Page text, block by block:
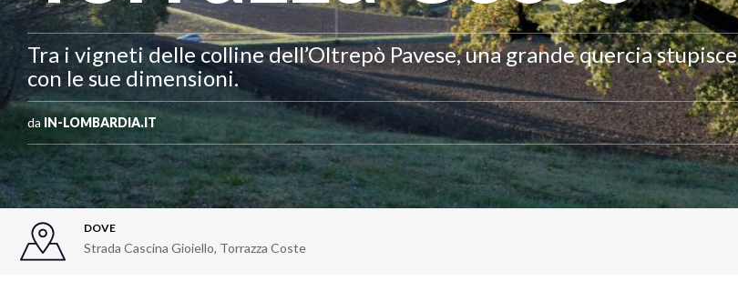
Tra i vigneti delle colline dell’Oltrepò Pavese, una grande quercia stupisce
con le sue dimensioni.
da IN-LOMBARDIA.IT
DOVE
Strada Cascina Gioiello, Torrazza Coste